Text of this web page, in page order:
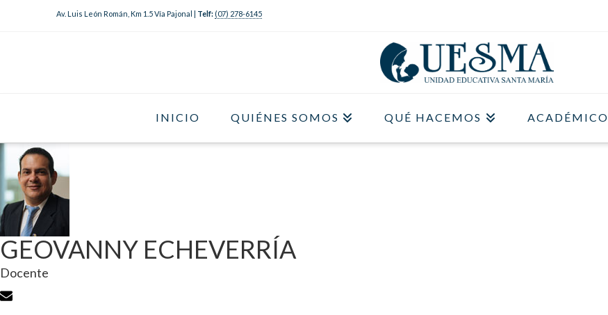
Av. Luis León Román, Km 1.5 Vía Pajonal | Telf: (07) 278-6145
INICIO QUIÉNES SOMOS QUÉ HACEMOS ACADÉMICO
GEOVANNY ECHEVERRÍA
Docente